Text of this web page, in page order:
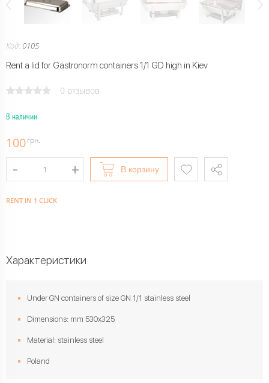
Код: 0105
Rent a lid for Gastronorm containers 1/1 GD high in Kiev
0 отзывов
В наличии
100грн.
В корзину
RENT IN 1 CLICK
Характеристики
Under GN containers of size GN 1/1 stainless steel
Dimensions: mm 530х325
Material: stainless steel
Poland